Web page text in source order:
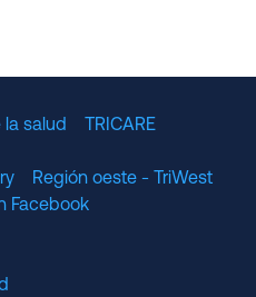
la salud
TRICARE
Región oeste - TriWest
Facebook